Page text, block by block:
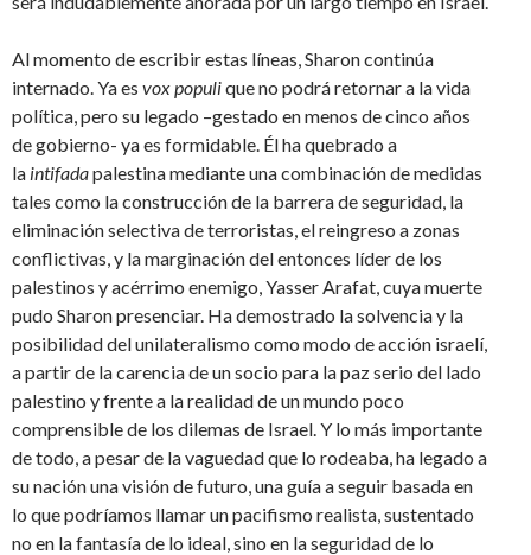
Al momento de escribir estas líneas, Sharon continúa
internado. Ya es vox populique no podrá retornar a la vida
política, pero su legado –gestado en menos de cinco años
de gobierno- ya es formidable. Él ha quebrado a
la intifadapalestina mediante una combinación de medidas
tales como la construcción de la barrera de seguridad, la
eliminación selectiva de terroristas, el reingreso a zonas
conflictivas, y la marginación del entonces líder de los
palestinos y acérrimo enemigo, Yasser Arafat, cuya muerte
pudo Sharon presenciar. Ha demostrado la solvencia y la
posibilidad del unilateralismo como modo de acción israelí,
a partir de la carencia de un socio para la paz serio del lado
palestino y frente a la realidad de un mundo poco
comprensible de los dilemas de Israel. Y lo más importante
de todo, a pesar de la vaguedad que lo rodeaba, ha legado a
su nación una visión de futuro, una guía a seguir basada en
lo que podríamos llamar un pacifismo realista, sustentado
no en la fantasía de lo ideal, sino en la seguridad de lo